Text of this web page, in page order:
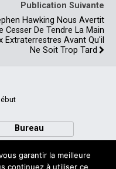
Publication Suivante
Hawking Nous Avertit
Cesser De Tendre La Main
Extraterrestres Avant Qu'il
Ne Soit Trop Tard
Bureau
garantir la meilleure
continuez à utiliser ce